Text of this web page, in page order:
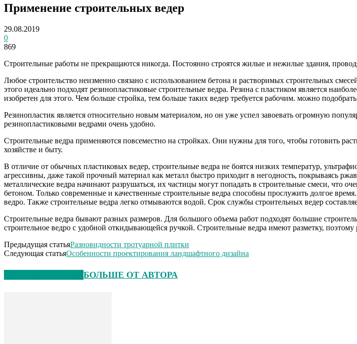
Применение строительных ведер
29.08.2019
0
869
Строительные работы не прекращаются никогда. Постоянно строятся жилые и нежилые здания,
Любое строительство неизменно связано с использованием бетона и растворимых строительных
этого идеально подходят резинопластиковые строительные ведра. Резина с пластиком является
изобретен для этого. Чем больше стройка, тем больше таких ведер требуется рабочим. можно
Резинопластик является относительно новым материалом, но он уже успел завоевать огромную
резинопластиковыми ведрами очень удобно.
Строительные ведра применяются повсеместно на стройках. Они нужны для того, чтобы готовить
хозяйстве и быту.
В отличие от обычных пластиковых ведер, строительные ведра не боятся низких температур,
агрессивны, даже такой прочный материал как металл быстро приходит в негодность, покрываясь
металлические ведра начинают разрушаться, их частицы могут попадать в строительные смеси, что
бетоном. Только современные и качественные строительные ведра способны прослужить долгое
ведро. Также строительные ведра легко отмываются водой. Срок службы строительных ведер
Строительные ведра бывают разных размеров. Для большого объема работ подходят большие
строительное ведро с удобной откидывающейся ручкой. Строительные ведра имеют разметку,
Предыдущая статьяРазновидности тротуарной плитки
Следующая статьяОсобенности проектирования ландшафтного дизайна
БОЛЬШЕ ОТ АВТОРА